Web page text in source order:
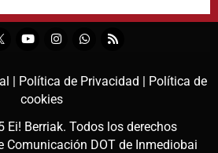
| Política de Privacidad | Política de
cookies
Ei! Berriak. Todos los derechos
Comunicación DOT de Inmediobai